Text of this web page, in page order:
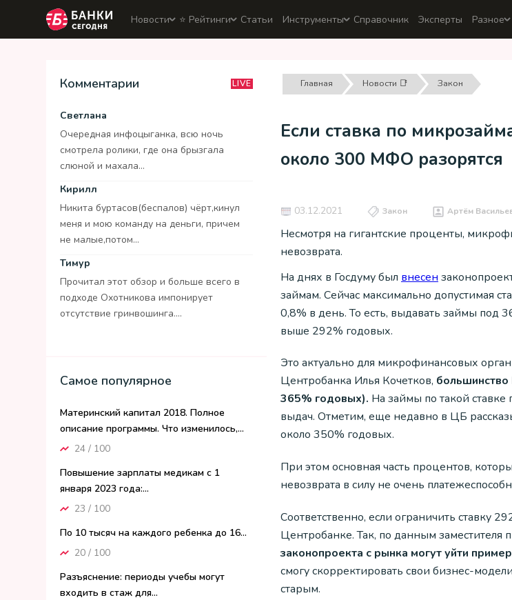
Новости ⭐️ Рейтинги Статьи Инструменты Справочник Эксперты Разное
Комментарии LIVE
Светлана
Очередная инфоцыганка, всю ночь
смотрела ролики, где она брызгала
слюной и махала...
Кирилл
Никита буртасов(беспалов) чёрт,кинул
меня и мою команду на деньги, причем
не малые,потом...
Тимур
Прочитал этот обзор и больше всего в
подходе Охотникова импонирует
отсутствие гринвошинга....
Самое популярное
Материнский капитал 2018. Полное
описание программы. Что изменилось,...
24 / 100
Повышение зарплаты медикам с 1
января 2023 года:...
23 / 100
По 10 тысяч на каждого ребенка до 16...
20 / 100
Разъяснение: периоды учебы могут
входить в стаж для...
Главная Новости 📑 Закон
Если ставка по
около 300 МФО разорятся
03.12.2021 Закон Артём
Несмотря на гигантские проценты,
невозврата.
На днях в Госдуму был внесен
займам. Сейчас максимально допустимая
0,8% в день. То есть, выдавать займы под
выше 292% годовых.
Это актуально для микрофинансовых
Центробанка Илья Кочетков,
365% годовых). На займы по такой
выдач. Отметим, еще недавно в ЦБ
около 350% годовых.
При этом основная часть процентов,
невозврата в силу не очень
Соответственно, если ограничить
Центробанке. Так, по данным
законопроекта с рынка могут уйти
смогу скорректировать свои бизнес-
старым.